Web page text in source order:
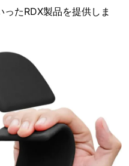
たRDX製品を提供しま